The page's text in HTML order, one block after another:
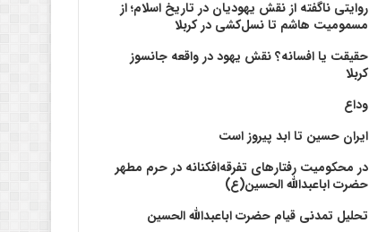
روایتی ناگفته از نقش یهودیان در تاریخ اسلام؛ از
مسمومیت هاشم تا نسل‌کشی در کربلا
حقیقت یا افسانه؟‌ نقش یهود در واقعه جانسوز
کربلا
وداع
ایران حسین تا ابد پیروز است
در محکومیت رفتارهای تفرقه‌افکنانه در حرم مطهر
حضرت اباعبدالله الحسین(ع)
تحلیل تمدنی قیام حضرت اباعبدالله الحسین